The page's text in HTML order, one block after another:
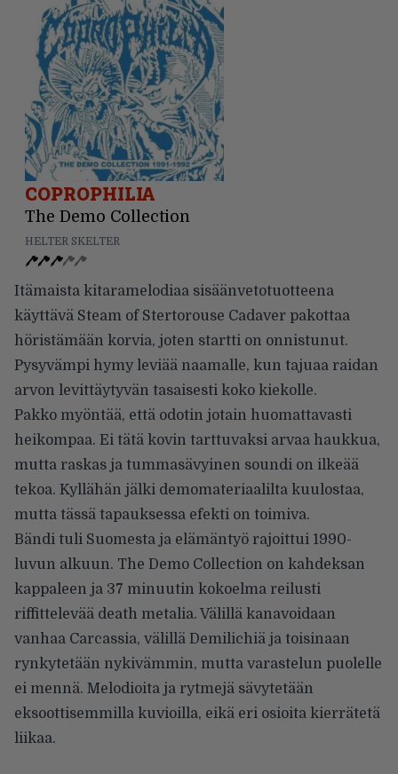
COPROPHILIA
The Demo Collection
HELTER SKELTER
Itämaista kitaramelodiaa sisäänvetotuotteena
käyttävä Steam of Stertorouse Cadaver pakottaa
höristämään korvia, joten startti on onnistunut.
Pysyvämpi hymy leviää naamalle, kun tajuaa raidan
arvon levittäytyvän tasaisesti koko kiekolle.
Pakko myöntää, että odotin jotain huomattavasti
heikompaa. Ei tätä kovin tarttuvaksi arvaa haukkua,
mutta raskas ja tummasävyinen soundi on ilkeää
tekoa. Kyllähän jälki demomateriaalilta kuulostaa,
mutta tässä tapauksessa efekti on toimiva.
Bändi tuli Suomesta ja elämäntyö rajoittui 1990-
luvun alkuun. The Demo Collection on kahdeksan
kappaleen ja 37 minuutin kokoelma reilusti
riffittelevää death metalia. Välillä kanavoidaan
vanhaa Carcassia, välillä Demilichiä ja toisinaan
rynkytetään nykivämmin, mutta varastelun puolelle
ei mennä. Melodioita ja rytmejä sävytetään
eksoottisemmilla kuvioilla, eikä eri osioita kierrätetä
liikaa.